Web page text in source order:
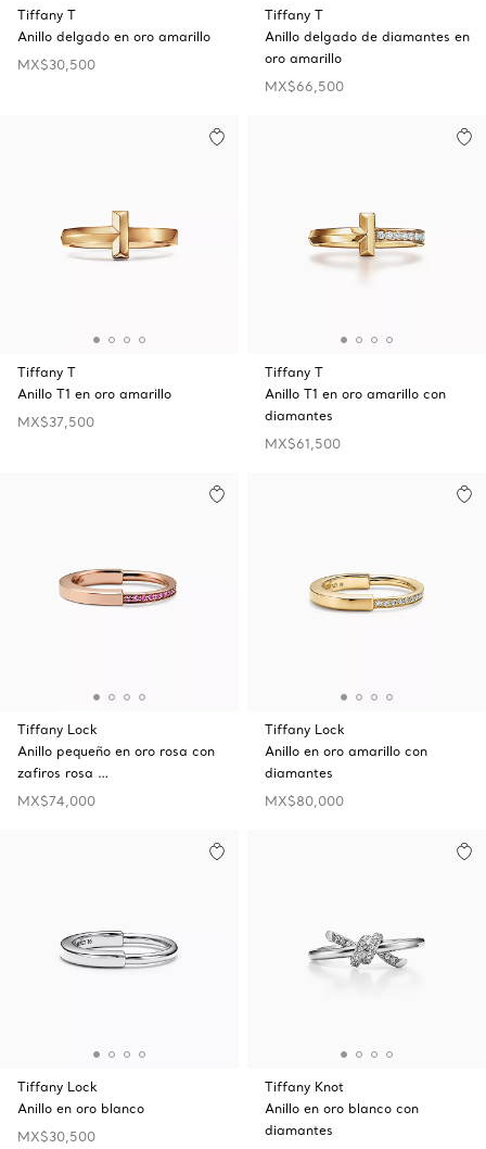
Tiffany T
Anillo delgado en oro amarillo
MX$30,500
Tiffany T
Anillo delgado de diamantes en
oro amarillo
MX$66,500
Tiffany T
Anillo T1 en oro amarillo
MX$37,500
Tiffany T
Anillo T1 en oro amarillo con
diamantes
MX$61,500
Tiffany Lock
Anillo pequeño en oro rosa con
zafiros rosa …
MX$74,000
Tiffany Lock
Anillo en oro amarillo con
diamantes
MX$80,000
Tiffany Lock
Anillo en oro blanco
MX$30,500
Tiffany Knot
Anillo en oro blanco con
diamantes